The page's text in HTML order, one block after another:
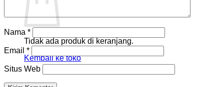
Tidak ada produk di keranjang.
Kembali ke toko
Nama *
Email *
Situs Web